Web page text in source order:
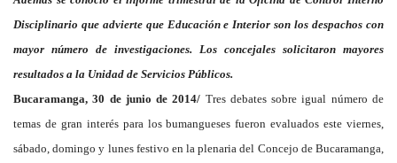
Disciplinario que advierte que Educación e Interior son los despachos con
mayor número de investigaciones. Los concejales solicitaron mayores
resultados a la Unidad de Servicios Públicos.
Bucaramanga, 30 de junio de 2014/ Tres debates sobre igual número de
temas de gran interés para los bumangueses fueron evaluados este viernes,
sábado, domingo y lunes festivo en la plenaria del Concejo de Bucaramanga,